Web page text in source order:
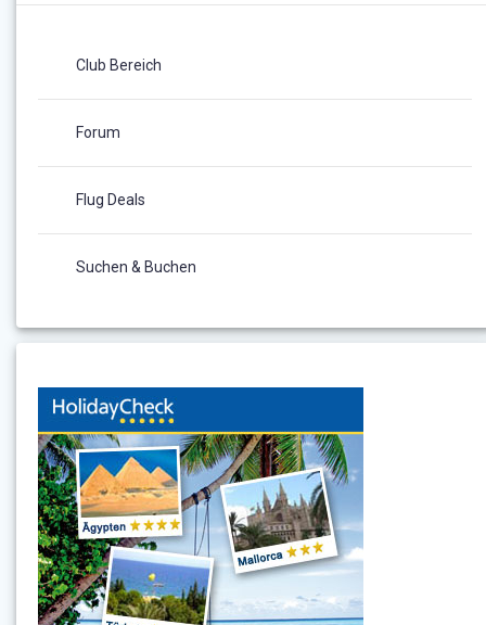
Club Bereich
Forum
Flug Deals
Suchen & Buchen